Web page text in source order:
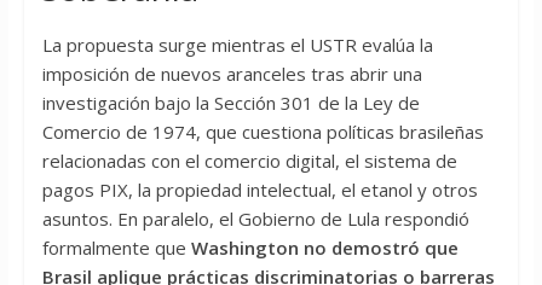
La propuesta surge mientras el USTR evalúa la
imposición de nuevos aranceles tras abrir una
investigación bajo la Sección 301 de la Ley de
Comercio de 1974, que cuestiona políticas brasileñas
relacionadas con el comercio digital, el sistema de
pagos PIX, la propiedad intelectual, el etanol y otros
asuntos. En paralelo, el Gobierno de Lula respondió
formalmente que Washington no demostró que
Brasil aplique prácticas discriminatorias o barreras